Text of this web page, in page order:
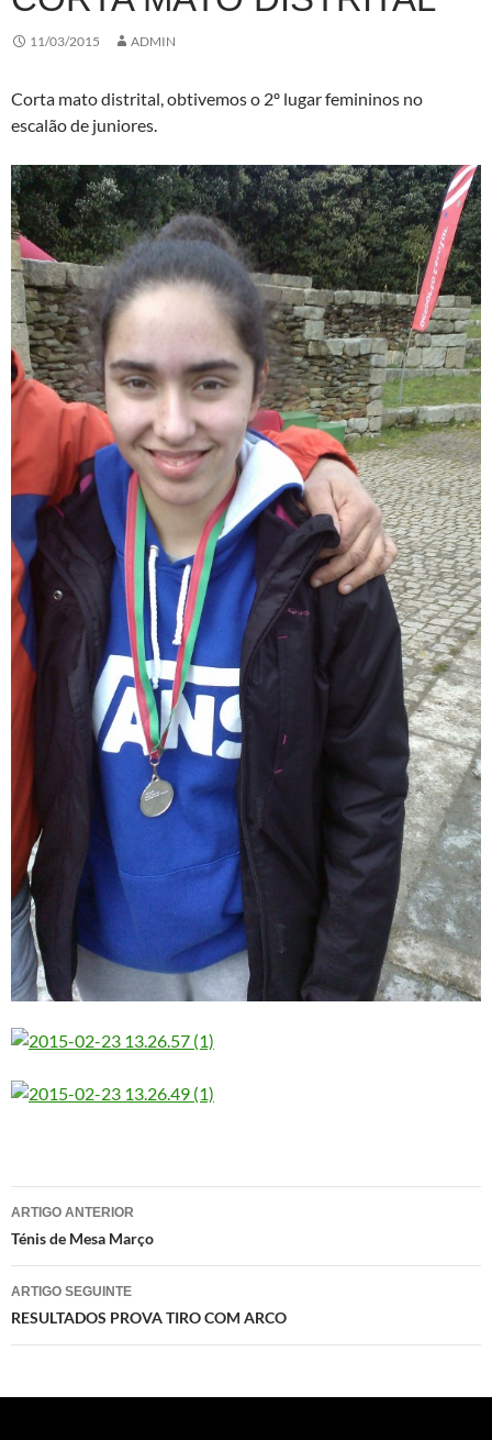
11/03/2015 ADMIN
Corta mato distrital, obtivemos o 2º lugar femininos no
escalão de juniores.
Navegação
de
artigos
ARTIGO ANTERIOR
Ténis de Mesa Março
ARTIGO SEGUINTE
RESULTADOS PROVA TIRO COM ARCO